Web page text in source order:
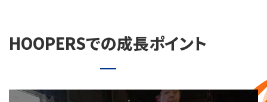
HOOPERSでの成長ポイント